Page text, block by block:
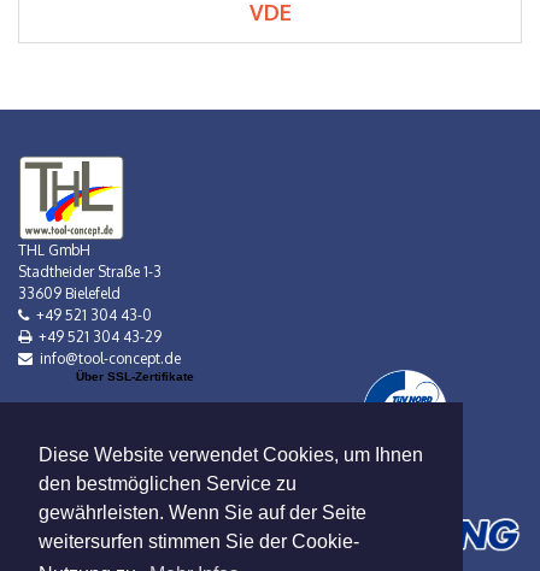
Diese Website verwendet Cookies, um Ihnen
den bestmöglichen Service zu
gewährleisten. Wenn Sie auf der Seite
weitersurfen stimmen Sie der Cookie-
VDE
THL GmbH
Stadtheider Straße 1-3
33609 Bielefeld
+49 521 304 43-0
+49 521 304 43-29
info@tool-concept.de
Über SSL-Zertifikate